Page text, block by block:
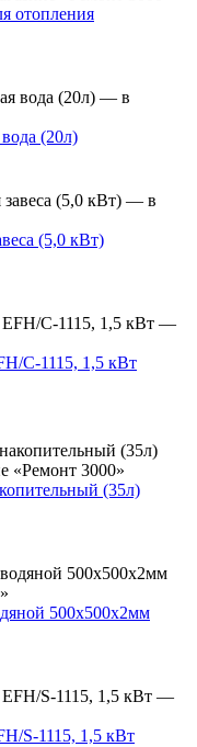
отопления
(20л)
(5,0 кВт)
C-1115, 1,5 кВт
(35л)
500х500х2мм
S-1115, 1,5 кВт